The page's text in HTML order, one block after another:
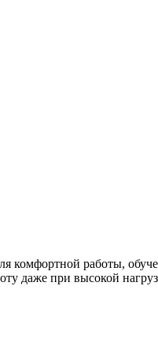
комфортной работы,
даже при высокой